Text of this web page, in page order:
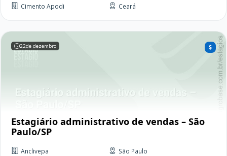
Cimento Apodi Ceará
22de dezembro
Estagiário administrativo de vendas – São
Paulo/SP
Anclivepa São Paulo